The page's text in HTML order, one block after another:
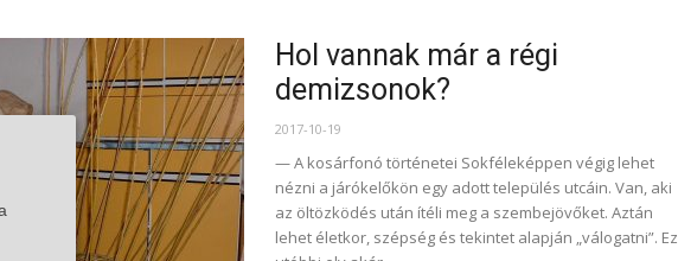
Hol vannak már a régi
demizsonok?
2017-10-19
— A kosárfonó történetei Sokféleképpen végig lehet
nézni a járókelőkön egy adott település utcáin. Van, aki
az öltözködés után ítéli meg a szembejövőket. Aztán
lehet életkor, szépség és tekintet alapján „válogatni”. Ez